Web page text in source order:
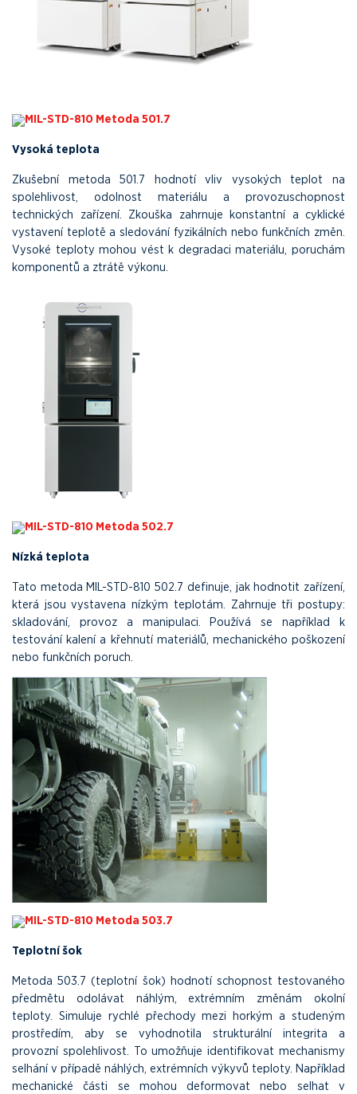
MIL-STD-810 Metoda 501.7
Vysoká teplota
Zkušební metoda 501.7 hodnotí vliv vysokých teplot na
spolehlivost, odolnost materiálu a provozuschopnost
technických zařízení. Zkouška zahrnuje konstantní a cyklické
vystavení teplotě a sledování fyzikálních nebo funkčních změn.
Vysoké teploty mohou vést k degradaci materiálu, poruchám
komponentů a ztrátě výkonu.
MIL-STD-810 Metoda 502.7
Nízká teplota
Tato metoda MIL-STD-810 502.7 definuje, jak hodnotit zařízení,
která jsou vystavena nízkým teplotám. Zahrnuje tři postupy:
skladování, provoz a manipulaci. Používá se například k
testování kalení a křehnutí materiálů, mechanického poškození
nebo funkčních poruch.
MIL-STD-810 Metoda 503.7
Teplotní šok
Metoda 503.7 (teplotní šok) hodnotí schopnost testovaného
předmětu odolávat náhlým, extrémním změnám okolní
teploty. Simuluje rychlé přechody mezi horkým a studeným
prostředím, aby se vyhodnotila strukturální integrita a
provozní spolehlivost. To umožňuje identifikovat mechanismy
selhání v případě náhlých, extrémních výkyvů teploty. Například
mechanické části se mohou deformovat nebo selhat v